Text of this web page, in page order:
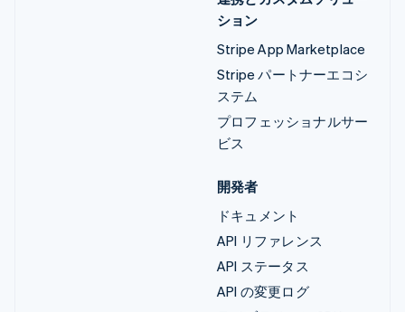
ション
Stripe App Marketplace
Stripe パートナーエコシ
ステム
プロフェッショナルサー
ビス
開発者
ドキュメント
API リファレンス
API ステータス
API の変更ログ